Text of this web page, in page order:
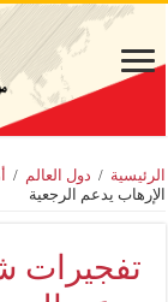
الرئيسية / دول العالم /
الإرهاب يدعم الرجعية